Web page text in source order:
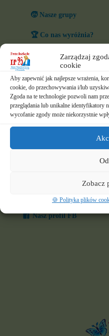
Zarządzaj
cookie
Aby zapewnić jak najlepsze wrażenia,
cookie, do przechowywania i/lub
Zgoda na te technologie pozwoli nam
przeglądania lub unikalne identyfikatory
wycofanie zgody może niekorzystnie
Zobacz
🍪 Polityka plików
🧒 Nasze grupy
🏆 Co nas wyróżnia?
🎨 W naszym przedszkolu
⏲️ Ramowy rozkład dnia
📃 Dokumenty
⛪ Historia Zgromadzenia
Nasz profil FB